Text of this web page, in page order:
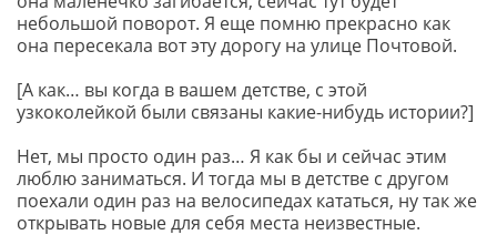
небольшой поворот. Я еще помню прекрасно как
она пересекала вот эту дорогу на улице Почтовой.
[А как… вы когда в вашем детстве, с этой
узкоколейкой были связаны какие-нибудь истории?]
Нет, мы просто один раз… Я как бы и сейчас этим
люблю заниматься. И тогда мы в детстве с другом
поехали один раз на велосипедах кататься, ну так же
открывать новые для себя места неизвестные.